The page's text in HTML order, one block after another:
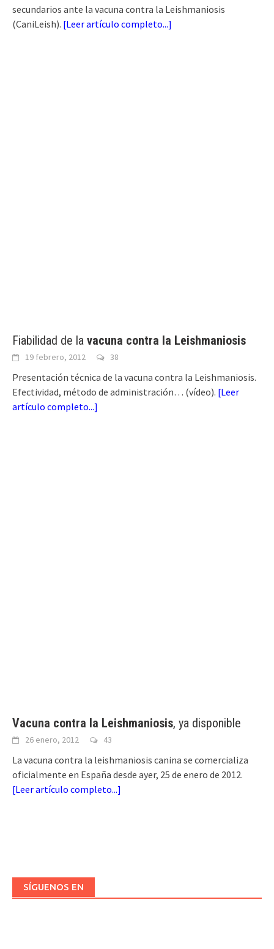
secundarios ante la vacuna contra la Leishmaniosis
(CaniLeish). [Leer artículo completo...]
Fiabilidad de la vacuna contra la Leishmaniosis
19 febrero, 2012 38
Presentación técnica de la vacuna contra la Leishmaniosis.
Efectividad, método de administración… (vídeo). [Leer
artículo completo...]
Vacuna contra la Leishmaniosis, ya disponible
26 enero, 2012 43
La vacuna contra la leishmaniosis canina se comercializa
oficialmente en España desde ayer, 25 de enero de 2012.
[Leer artículo completo...]
SÍGUENOS EN